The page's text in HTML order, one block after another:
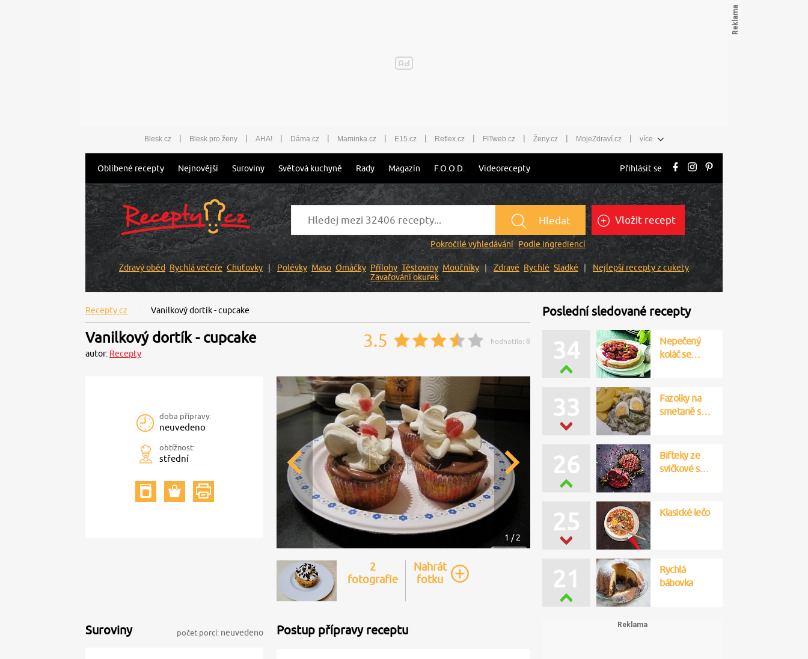
Blesk.cz | Blesk pro ženy | AHA! | Dáma.cz | Maminka.cz | E15.cz | Reflex.cz | FITweb.cz | Ženy.cz | MojeZdraví.cz | více
Oblíbené recepty Nejnovější Suroviny Světová kuchyně Rady Magazín F.O.O.D. Videorecepty Přihlásit se
Hledat
Pokročilé vyhledávání Podle ingrediencí
Vložit recept
Zdravý oběd Rychlá večeře Chuťovky Polévky Maso Omáčky Přílohy Těstoviny Moučníky Zdravé Rychlé Sladké
Nejlepší recepty z cukety
Zavařování okurek
Recepty.cz Vanilkový dortík - cupcake
Vanilkový dortík - cupcake
autor: Recepty
3.5 hodnotilo: 8
doba přípravy:
neuvedeno
obtížnost:
střední
1 / 2
2
fotografie
Nahrát
fotku
Suroviny počet porcí: neuvedeno Postup přípravy receptu
Poslední sledované recepty
33
Fazolky na
smetaně s…
34
Nepečený
koláč se…
26
Bifteky ze
svíčkové s…
25 Klasické lečo
21
Rychlá
bábovka